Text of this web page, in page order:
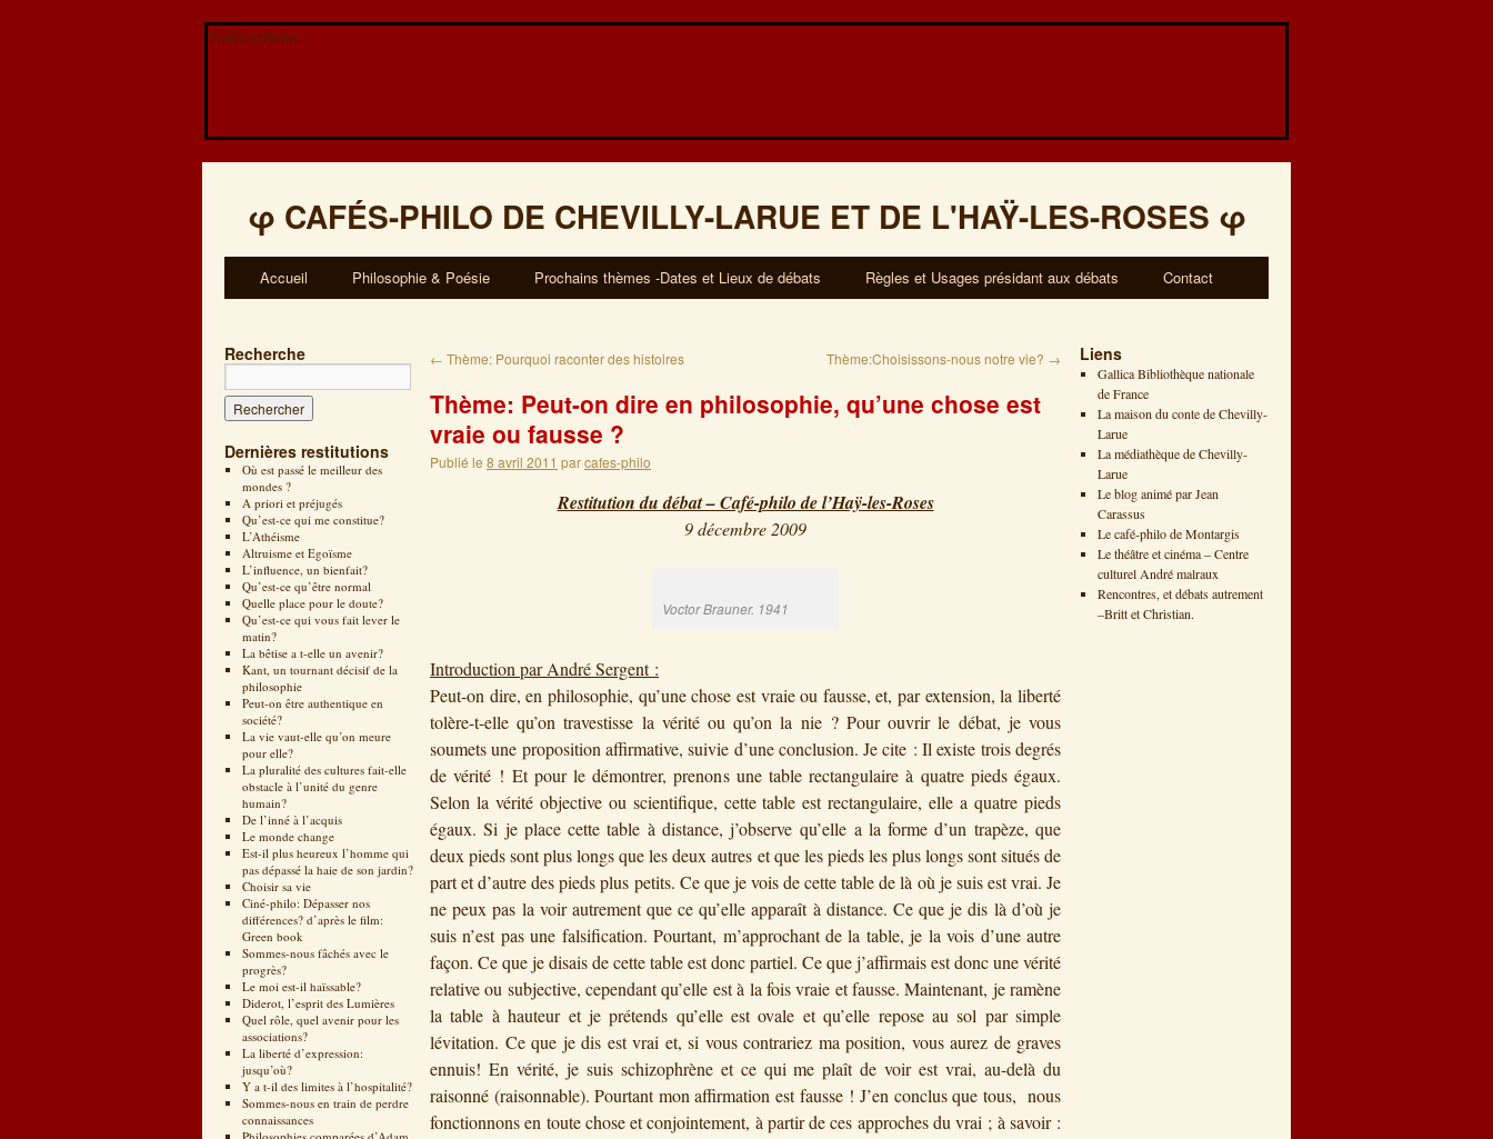
Veuillez patienter...
φ CAFÉS-PHILO DE CHEVILLY-LARUE ET DE L'HAŸ-LES-ROSES φ
Accueil Philosophie & Poésie Prochains thèmes -Dates et Lieux de débats Règles et Usages présidant aux débats Contact
Recherche
Dernières restitutions
Où est passé le meilleur des
mondes ?
A priori et préjugés
Qu’est-ce qui me constitue?
L’Athéisme
Altruisme et Egoïsme
L’influence, un bienfait?
Qu’est-ce qu’être normal
Quelle place pour le doute?
Qu’est-ce qui vous fait lever le
matin?
La bêtise a t-elle un avenir?
Kant, un tournant décisif de la
philosophie
Peut-on être authentique en
société?
La vie vaut-elle qu’on meure
pour elle?
La pluralité des cultures fait-elle
obstacle à l’unité du genre
humain?
De l’inné à l’acquis
Le monde change
Est-il plus heureux l’homme qui
pas dépassé la haie de son jardin?
Choisir sa vie
Ciné-philo: Dépasser nos
différences? d’après le film:
Green book
Sommes-nous fâchés avec le
progrès?
Le moi est-il haïssable?
Diderot, l’esprit des Lumières
Quel rôle, quel avenir pour les
associations?
La liberté d’expression:
jusqu’où?
Y a t-il des limites à l’hospitalité?
Sommes-nous en train de perdre
connaissances
← Thème: Pourquoi raconter des histoires Thème:Choisissons-nous notre vie? →
Thème: Peut-on dire en philosophie, qu’une chose est
vraie ou fausse ?
Publié le 8 avril 2011 parcafes-philo
Restitution du débat – Café-philo de l’Haÿ-les-Roses
9 décembre 2009
Voctor Brauner. 1941
Introduction par André Sergent :
Peut-on dire, en philosophie, qu’une chose est vraie ou fausse, et, par extension, la liberté
tolère-t-elle qu’on travestisse la vérité ou qu’on la nie ? Pour ouvrir le débat, je vous
soumets une proposition affirmative, suivie d’une conclusion. Je cite : Il existe trois degrés
de vérité ! Et pour le démontrer, prenons une table rectangulaire à quatre pieds égaux.
Selon la vérité objective ou scientifique, cette table est rectangulaire, elle a quatre pieds
égaux. Si je place cette table à distance, j’observe qu’elle a la forme d’un trapèze, que
deux pieds sont plus longs que les deux autres et que les pieds les plus longs sont situés de
part et d’autre des pieds plus petits. Ce que je vois de cette table de là où je suis est vrai. Je
ne peux pas la voir autrement que ce qu’elle apparaît à distance. Ce que je dis là d’où je
suis n’est pas une falsification. Pourtant, m’approchant de la table, je la vois d’une autre
façon. Ce que je disais de cette table est donc partiel. Ce que j’affirmais est donc une vérité
relative ou subjective, cependant qu’elle est à la fois vraie et fausse. Maintenant, je ramène
la table à hauteur et je prétends qu’elle est ovale et qu’elle repose au sol par simple
lévitation. Ce que je dis est vrai et, si vous contrariez ma position, vous aurez de graves
ennuis! En vérité, je suis schizophrène et ce qui me plaît de voir est vrai, au-delà du
raisonné (raisonnable). Pourtant mon affirmation est fausse ! J’en conclus que tous, nous
fonctionnons en toute chose et conjointement, à partir de ces approches du vrai ; à savoir :
Liens
Gallica Bibliothèque nationale
de France
La maison du conte de Chevilly-
Larue
La médiathèque de Chevilly-
Larue
Le blog animé par Jean
Carassus
Le café-philo de Montargis
Le théâtre et cinéma – Centre
culturel André malraux
Rencontres, et débats autrement
–Britt et Christian.